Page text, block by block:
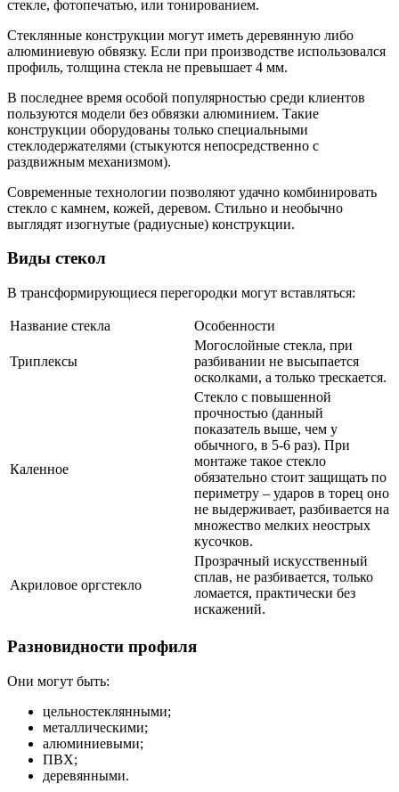
стекле, фотопечатью, или тонированием.
Стеклянные конструкции могут иметь деревянную либо
алюминиевую обвязку. Если при производстве использовался
профиль, толщина стекла не превышает 4 мм.
В последнее время особой популярностью среди клиентов
пользуются модели без обвязки алюминием. Такие
конструкции оборудованы только специальными
стеклодержателями (стыкуются непосредственно с
раздвижным механизмом).
Современные технологии позволяют удачно комбинировать
стекло с камнем, кожей, деревом. Стильно и необычно
выглядят изогнутые (радиусные) конструкции.
Виды стекол
В трансформирующиеся перегородки могут вставляться:
Название стекла Особенности
Триплексы
Могослойные стекла, при
разбивании не высыпается
осколками, а только трескается.
Каленное
Стекло с повышенной
прочностью (данный
показатель выше, чем у
обычного, в 5-6 раз). При
монтаже такое стекло
обязательно стоит защищать по
периметру – ударов в торец оно
не выдерживает, разбивается на
множество мелких неострых
кусочков.
Акриловое оргстекло
Прозрачный искусственный
сплав, не разбивается, только
ломается, практически без
искажений.
Разновидности профиля
Они могут быть:
цельностеклянными;
металлическими;
алюминиевыми;
ПВХ;
деревянными.